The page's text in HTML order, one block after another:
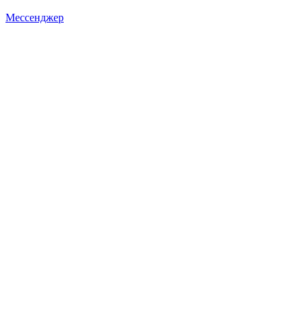
Мессенджер